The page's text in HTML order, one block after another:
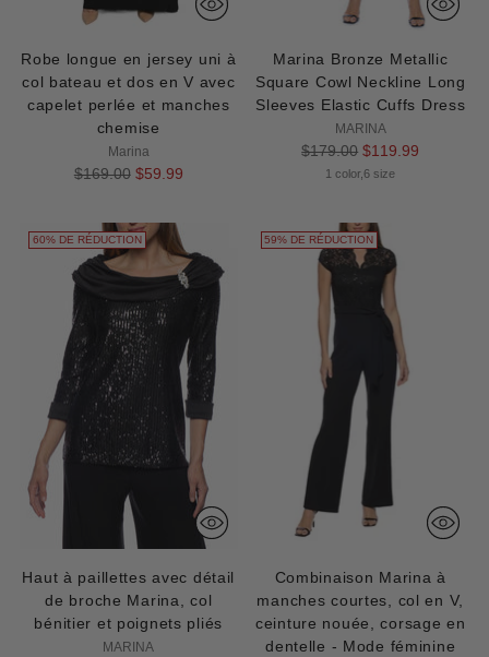
Robe longue en jersey uni à
col bateau et dos en V avec
capelet perlée et manches
chemise
Marina
Prix
$169.00 $59.99
Marina Bronze Metallic
Square Cowl Neckline Long
Sleeves Elastic Cuffs Dress
MARINA
Prix
normal
$179.00 $119.99
1 color,6 size
60% DE RÉDUCTION
Haut à paillettes avec détail
de broche Marina, col
bénitier et poignets pliés
MARINA
59% DE RÉDUCTION
Combinaison Marina à
manches courtes, col en V,
ceinture nouée, corsage en
dentelle - Mode féminine